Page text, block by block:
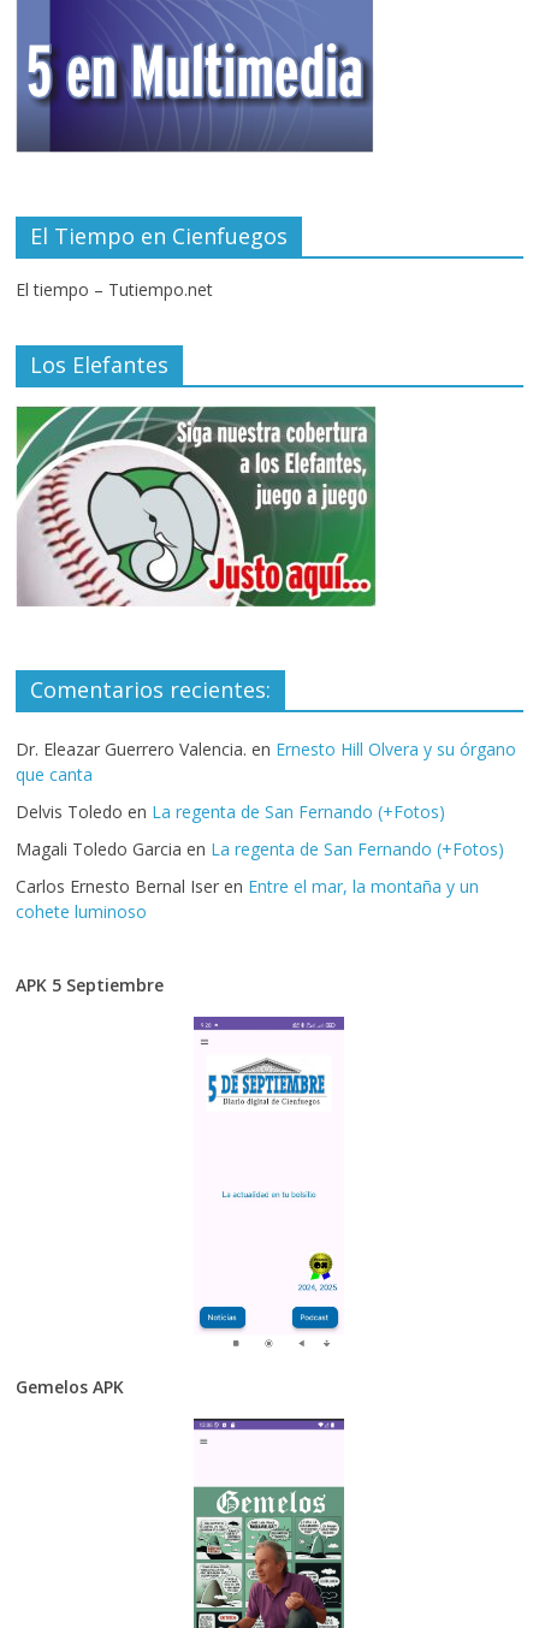
El Tiempo en Cienfuegos
El tiempo – Tutiempo.net
Los Elefantes
Comentarios recientes:
Dr. Eleazar Guerrero Valencia. en Ernesto Hill Olvera y su órgano
que canta
Delvis Toledo en La regenta de San Fernando (+Fotos)
Magali Toledo Garcia en La regenta de San Fernando (+Fotos)
Carlos Ernesto Bernal Iser en Entre el mar, la montaña y un
cohete luminoso
APK 5 Septiembre
Gemelos APK